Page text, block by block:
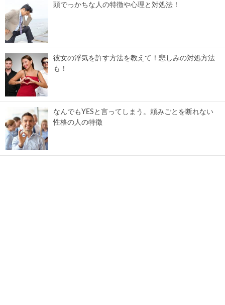
頭でっかちな人の特徴や心理と対処法！
彼女の浮気を許す方法を教えて！悲しみの対処方法
も！
なんでもYESと言ってしまう。頼みごとを断れない
性格の人の特徴